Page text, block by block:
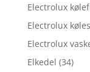
Electrolux
Electrolux
Electrolux
Elkedel (34)